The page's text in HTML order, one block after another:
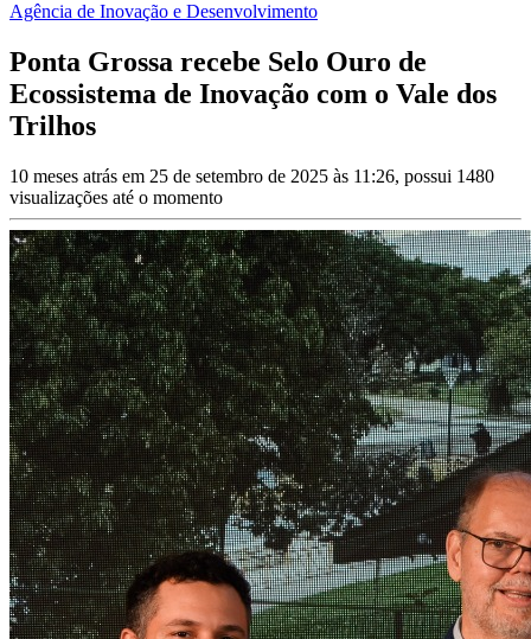
Agência de Inovação e Desenvolvimento
Ponta Grossa recebe Selo Ouro de
Ecossistema de Inovação com o Vale dos
Trilhos
10 meses atrás em 25 de setembro de 2025 às 11:26, possui 1480
visualizações até o momento